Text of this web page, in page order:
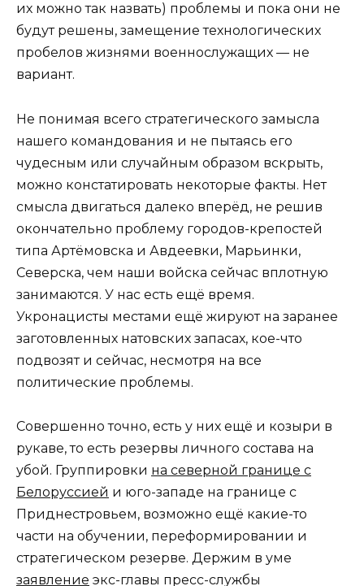
их можно так назвать) проблемы и пока они не
будут решены, замещение технологических
пробелов жизнями военнослужащих — не
вариант.
Не понимая всего стратегического замысла
нашего командования и не пытаясь его
чудесным или случайным образом вскрыть,
можно констатировать некоторые факты. Нет
смысла двигаться далеко вперёд, не решив
окончательно проблему городов-крепостей
типа Артёмовска и Авдеевки, Марьинки,
Северска, чем наши войска сейчас вплотную
занимаются. У нас есть ещё время.
Укронацисты местами ещё жируют на заранее
заготовленных натовских запасах, кое-что
подвозят и сейчас, несмотря на все
политические проблемы.
Совершенно точно, есть у них ещё и козыри в
рукаве, то есть резервы личного состава на
убой. Группировки на северной границе с
Белоруссией и юго-западе на границе с
Приднестровьем, возможно ещё какие-то
части на обучении, переформировании и
стратегическом резерве. Держим в уме
заявление экс-главы пресс-службы